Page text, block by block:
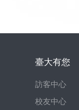
臺大有您
訪客中心
校友中心